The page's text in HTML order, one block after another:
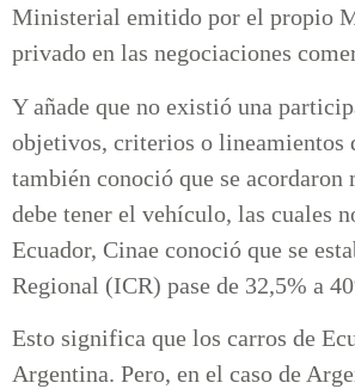
Ministerial emitido por el propio
privado en las negociaciones
Y añade que no existió una
objetivos, criterios o lineamientos
también conoció que se acordaron
debe tener el vehículo, las cuales
Ecuador, Cinae conoció que se
Regional (ICR) pase de 32,5% a
Esto significa que los carros de
Argentina. Pero, en el caso de